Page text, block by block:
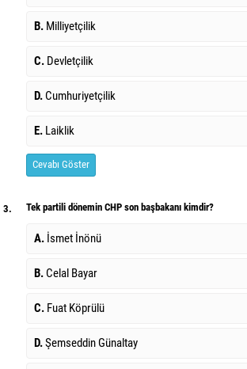
B. Milliyetçilik
C. Devletçilik
D.Cumhuriyetçilik
E. Laiklik
Cevabı Göster
3. Tek partili dönemin CHP son başbakanı kimdir?
A. İsmet İnönü
B.Celal Bayar
C. Fuat Köprülü
D.Şemseddin Günaltay